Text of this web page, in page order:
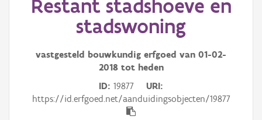
Erfgoedobject
Waarneming
Gebeurtenis
Restant stadshoeve en
stadswoning
vastgesteld bouwkundig erfgoed van 01-02-
2018tot heden
ID 19877
URI
https://id.erfgoed.net/aanduidingsobjecten/19877